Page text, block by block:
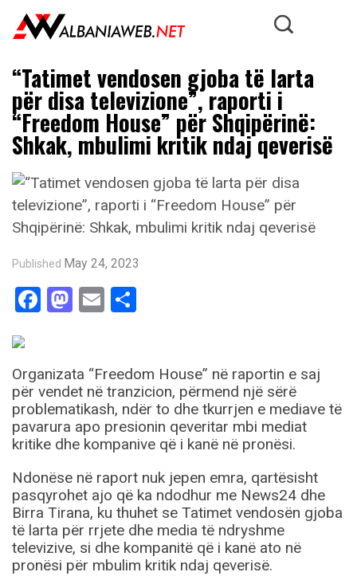
“Tatimet vendosen gjoba të larta
për disa televizione”, raporti i
“Freedom House” për Shqipërinë:
Shkak, mbulimi kritik ndaj qeverisë
Published May 24, 2023
Facebook
Mastodon
Email
Organizata “Freedom House” në raportin e saj
për vendet në tranzicion, përmend një sërë
problematikash, ndër to dhe tkurrjen e mediave të
pavarura apo presionin qeveritar mbi mediat
kritike dhe kompanive që i kanë në pronësi.
Ndonëse në raport nuk jepen emra, qartësisht
pasqyrohet ajo që ka ndodhur me News24 dhe
Birra Tirana, ku thuhet se Tatimet vendosën gjoba
të larta për rrjete dhe media të ndryshme
televizive, si dhe kompanitë që i kanë ato në
pronësi për mbulim kritik ndaj qeverisë.